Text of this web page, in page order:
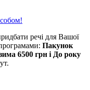
речі для Вашої
Пакунок
6500 грн і До року